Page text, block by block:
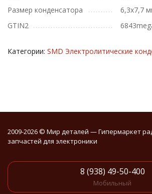
Размер конденсатора
6,3x7,7
GTIN2
Категории: SMD Электролитические
2009-2026 © Мир деталей — Гипермаркет
запчастей для электроники
8 (938) 49-50-400
Мобильный